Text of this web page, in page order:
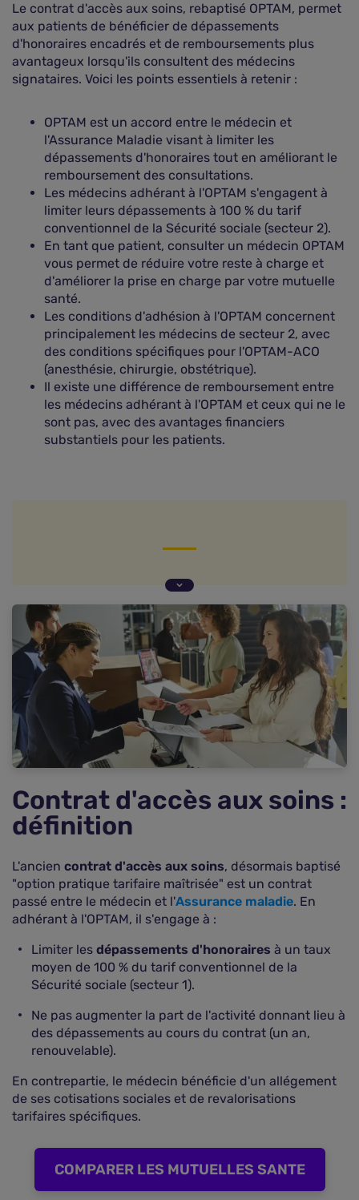
Le contrat d'accès aux soins, rebaptisé OPTAM, permet
aux patients de bénéficier de dépassements
d'honoraires encadrés et de remboursements plus
avantageux lorsqu'ils consultent des médecins
signataires. Voici les points essentiels à retenir :
OPTAM est un accord entre le médecin et
l'Assurance Maladie visant à limiter les
dépassements d'honoraires tout en améliorant le
remboursement des consultations.
Les médecins adhérant à l'OPTAM s'engagent à
limiter leurs dépassements à 100 % du tarif
conventionnel de la Sécurité sociale (secteur 2).
En tant que patient, consulter un médecin OPTAM
vous permet de réduire votre reste à charge et
d'améliorer la prise en charge par votre mutuelle
santé.
Les conditions d'adhésion à l'OPTAM concernent
principalement les médecins de secteur 2, avec
des conditions spécifiques pour l'OPTAM-ACO
(anesthésie, chirurgie, obstétrique).
Il existe une différence de remboursement entre
les médecins adhérant à l'OPTAM et ceux qui ne le
sont pas, avec des avantages financiers
substantiels pour les patients.
Impact du contrat d'accès aux soins sur les tarifs
et le remboursement des consultations
Conditions d'éligibilité à l'OPTAM
Limites et critiques du dispositif
Questions fréquentes sur le contrat d'accès aux
soins (CAS)
Contrat d'accès aux soins :
définition
L'ancien contrat d'accès aux soins, désormais baptisé
"option pratique tarifaire maîtrisée" est un contrat
passé entre le médecin et l'Assurance maladie. En
adhérant à l'OPTAM, il s'engage à :
Limiter les dépassements d'honoraires à un taux
moyen de 100 % du tarif conventionnel de la
Sécurité sociale (secteur 1).
Ne pas augmenter la part de l'activité donnant lieu à
des dépassements au cours du contrat (un an,
renouvelable).
En contrepartie, le médecin bénéficie d'un allégement
de ses cotisations sociales et de revalorisations
tarifaires spécifiques.
COMPARER LES MUTUELLES SANTE